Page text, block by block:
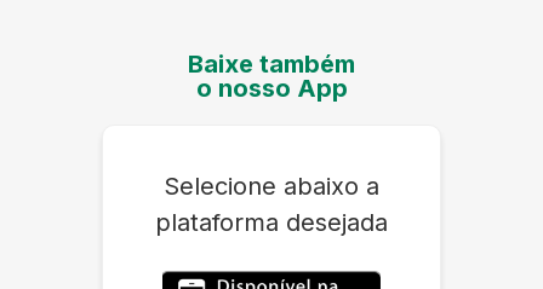
Baixe também
o nosso App
Selecione abaixo a
plataforma desejada